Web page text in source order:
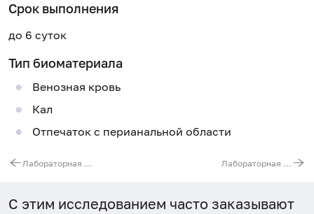
Срок выполнения
до 6 суток
Тип биоматериала
Венозная кровь
Кал
Отпечаток с перианальной области
Лабораторная диагностика инфекционного мононуклеоза Лабораторная диагностика коклюша и паракоклюша
С этим исследованием часто заказывают